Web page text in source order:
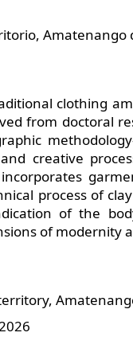
Amatenango
clothing
from doctoral
creative
process of
of the
of modernity